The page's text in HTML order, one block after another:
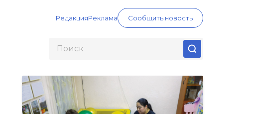
РедакцияРеклама Сообщить новость